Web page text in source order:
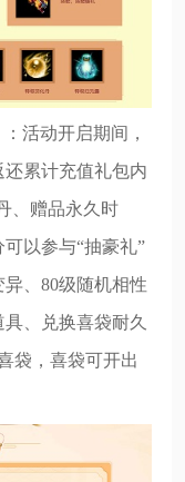
活动开启期间，
累计充值礼包内
、赠品永久时
以参与“抽豪礼”
、80级随机相性
、兑换喜袋耐久
袋，喜袋可开出